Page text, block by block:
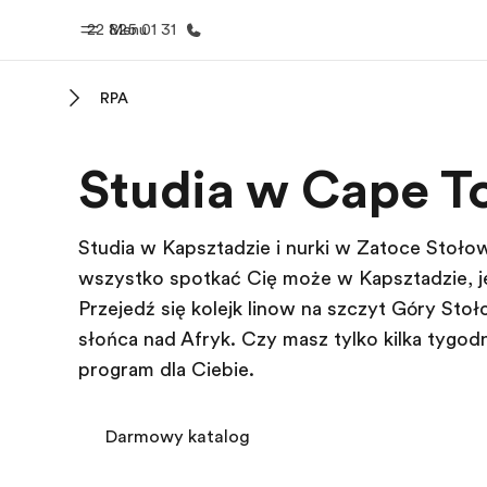
Menu
22 825 01 31
Witamy w EF Sprawdź
RPA
Studia w Cape
Studia w Kapsztadzie i nurki w Zatoce
wszystko spotkać Cię może w Kapsztadzie,
Przejedź się kolejką linową na szczyt Góry
słońca nad Afryką. Czy masz tylko kilka
program dla Ciebie.
Darmowy katalog